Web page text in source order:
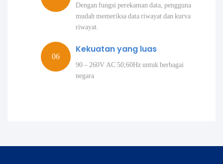
Dengan fungsi perekaman data, pengguna
mudah memeriksa data riwayat dan kurva
riwayat.
Kekuatan yang luas
90 – 260V AC 50;60Hz untuk berbagai
negara